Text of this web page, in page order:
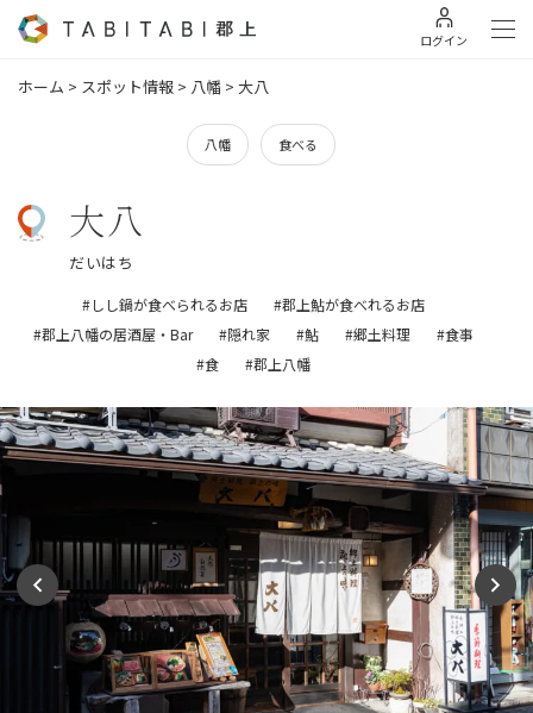
ログイン
ホーム > スポット情報 > 八幡 > 大八
八幡 食べる
大八
だいはち
#しし鍋が食べられるお店
#郡上鮎が食べれるお店
#郡上八幡の居酒屋・Bar
#隠れ家 #鮎 #郷土料理
#食事
#食
#郡上八幡